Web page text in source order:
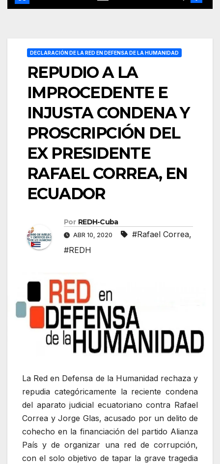
DECLARACIÓN DE LA RED EN DEFENSA DE LA HUMANIDAD
REPUDIO A LA
IMPROCEDENTE E
INJUSTA CONDENA Y
PROSCRIPCIÓN DEL
EX PRESIDENTE
RAFAEL CORREA, EN
ECUADOR
Por REDH-Cuba
ABR 10, 2020 #Rafael Correa,
#REDH
La Red en Defensa de la Humanidad rechaza y
repudia categóricamente la reciente condena
del aparato judicial ecuatoriano contra Rafael
Correa y Jorge Glas, acusado por un delito de
cohecho en la financiación del partido Alianza
País y de organizar una red de corrupción,
con el solo objetivo de tapar la grave tragedia